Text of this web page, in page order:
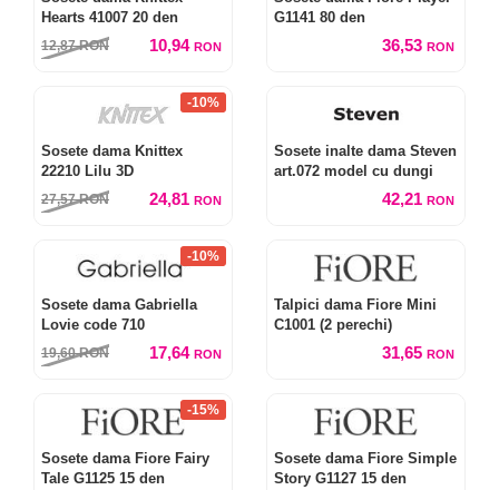
Hearts 41007 20 den
12,87RON 10,94 RON
G1141 80 den
36,53 RON
-10%
Sosete dama Knittex
22210 Lilu 3D
27,57RON 24,81 RON
Sosete inalte dama Steven
art.072 model cu dungi
42,21 RON
-10%
Sosete dama Gabriella
Lovie code 710
19,60RON 17,64 RON
Talpici dama Fiore Mini
C1001 (2 perechi)
31,65 RON
-15%
Sosete dama Fiore Fairy
Tale G1125 15 den
Sosete dama Fiore Simple
Story G1127 15 den